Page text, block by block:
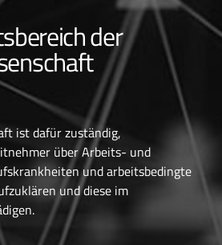
der
ist dafür zuständig,
über Arbeits- und
und arbeitsbedingte
und diese im